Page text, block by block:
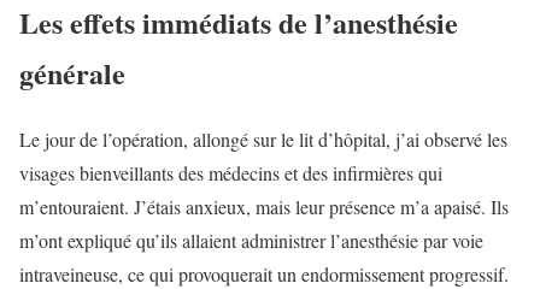
Les effets immédiats de l’anesthésie
générale
Le jour de l’opération, allongé sur le lit d’hôpital, j’ai observé les
visages bienveillants des médecins et des infirmières qui
m’entouraient. J’étais anxieux, mais leur présence m’a apaisé. Ils
m’ont expliqué qu’ils allaient administrer l’anesthésie par voie
intraveineuse, ce qui provoquerait un endormissement progressif.